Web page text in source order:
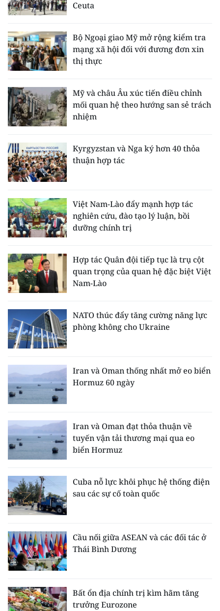
ENGLISH
中文
FRANÇAIS
ESPAÑOL
한국어
Ceuta
Bộ Ngoại giao Mỹ mở rộng kiểm tra
mạng xã hội đối với đương đơn xin
thị thực
Mỹ và châu Âu xúc tiến điều chỉnh
mối quan hệ theo hướng san sẻ trách
nhiệm
Kyrgyzstan và Nga ký hơn 40 thỏa
thuận hợp tác
Việt Nam-Lào đẩy mạnh hợp tác
nghiên cứu, đào tạo lý luận, bồi
dưỡng chính trị
Hợp tác Quân đội tiếp tục là trụ cột
quan trọng của quan hệ đặc biệt Việt
Nam-Lào
NATO thúc đẩy tăng cường năng lực
phòng không cho Ukraine
Iran và Oman thống nhất mở eo biển
Hormuz 60 ngày
Iran và Oman đạt thỏa thuận về
tuyến vận tải thương mại qua eo
biển Hormuz
Cuba nỗ lực khôi phục hệ thống điện
sau các sự cố toàn quốc
Cầu nối giữa ASEAN và các đối tác ở
Thái Bình Dương
Bất ổn địa chính trị kìm hãm tăng
trưởng Eurozone